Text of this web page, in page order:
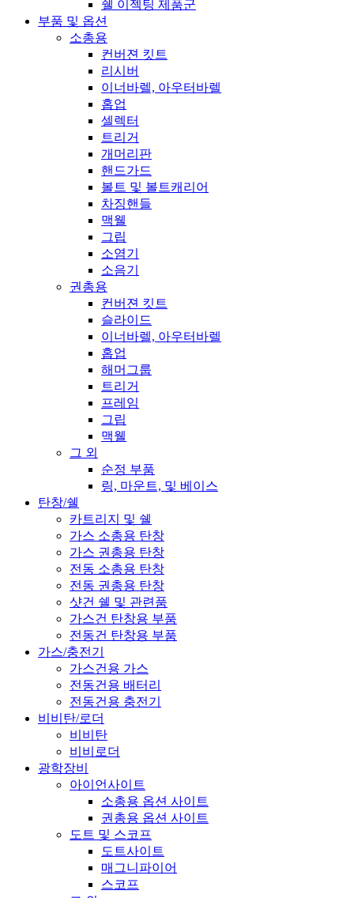
쉘 이젝팅 제품군
부품 및 옵션
소총용
컨버젼 킷트
리시버
이너바렐, 아우터바렐
홉업
셀렉터
트리거
개머리판
핸드가드
볼트 및 볼트캐리어
차징핸들
맥웰
그립
소염기
소음기
권총용
컨버젼 킷트
슬라이드
이너바렐, 아우터바렐
홉업
해머그룹
트리거
프레임
그립
맥웰
그 외
순정 부품
링, 마운트, 및 베이스
탄창/쉘
카트리지 및 쉘
가스 소총용 탄창
가스 권총용 탄창
전동 소총용 탄창
전동 권총용 탄창
샷건 쉘 및 관련품
가스건 탄창용 부품
전동건 탄창용 부품
가스/충전기
가스건용 가스
전동건용 배터리
전동건용 충전기
비비탄/로더
비비탄
비비로더
광학장비
아이언사이트
소총용 옵션 사이트
권총용 옵션 사이트
도트 및 스코프
도트사이트
매그니파이어
스코프